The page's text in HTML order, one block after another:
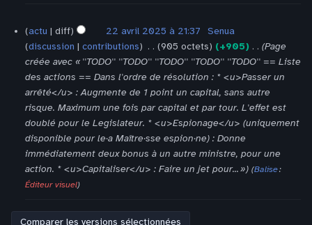
d
e
s
m
o
d
i
f
i
c
a
i
s
u
m
é
d
e
s
m
o
d
i
i
u
n
r
é
s
u
m
é
d
e
s
o
avril
2025
actu diff 22 avril 2025 à 21:37
Senua
discussion
contributions 905 octets +905
Page
créée avec « ''TODO'' ''TODO'' ''TODO'' ''TODO'' ''TODO'' == Liste
des actions == Dans l'ordre de résolution : * <u>Passer un
arrêté</u> : Augmente de 1 point un capital, sans autre
risque. Maximum une fois par capital et par tour. L'effet est
doublé pour le Legislateur. * <u>Espionage</u> (uniquement
disponible pour le·a Maître·sse espion·ne) : Donne
immédiatement deux bonus à un autre ministre, pour une
action. * <u>Capitaliser</u> : Faire un jet pour... »
Balise:
Éditeur visuel